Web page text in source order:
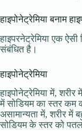
हाइपोनेट्रेमिया बनाम
हाइपरनेट्रेमिया एक
संबंधित है।
हाइपोनेट्रेमिया
हाइपोनेट्रेमिया में,
में सोडियम का स्तर कम
असामान्यता में, शरीर में
सोडियम के स्तर को